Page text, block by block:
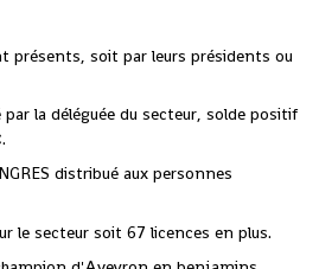
présents, soit par leurs présidents ou
la déléguée du secteur, solde positif
distribué aux personnes
le secteur soit 67 licences en plus.